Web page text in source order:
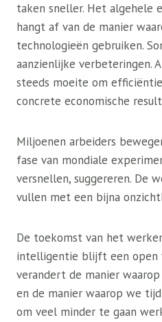
taken sneller. Het algehele
hangt af van de manier
technologieën gebruiken.
aanzienlijke verbeteringen.
steeds moeite om
concrete economische
Miljoenen arbeiders
fase van mondiale
versnellen, suggereren. De
vullen met een bijna
De toekomst van het
intelligentie blijft een open
verandert de manier
en de manier waarop we
om veel minder te gaan